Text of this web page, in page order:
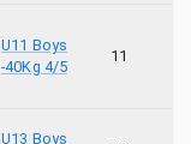
U11 Boys
-40Kg 4/5
11
U13 Boys